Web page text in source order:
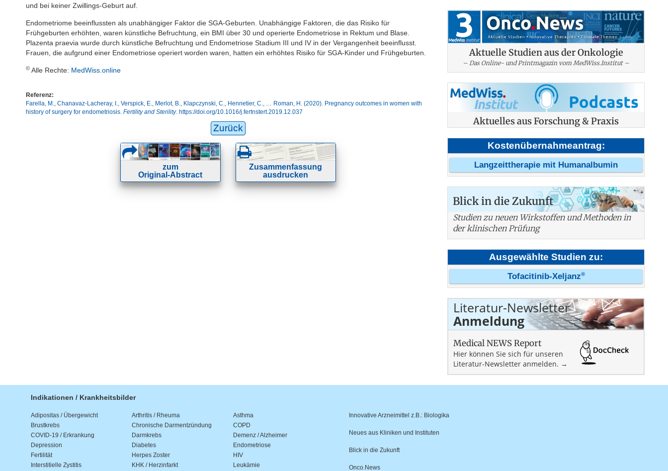
und bei keiner Zwillings-Geburt auf.
Endometriome beeinflussten als unabhängiger Faktor die SGA-Geburten. Unabhängige Faktoren, die das Risiko für
Frühgeburten erhöhten, waren künstliche Befruchtung, ein BMI über 30 und operierte Endometriose in Rektum und Blase.
Plazenta praevia wurde durch künstliche Befruchtung und Endometriose Stadium III und IV in der Vergangenheit beeinflusst.
Frauen, die aufgrund einer Endometriose operiert worden waren, hatten ein erhöhtes Risiko für SGA-Kinder und Frühgeburten.
© Alle Rechte: MedWiss.online
Referenz:
Farella, M., Chanavaz-Lacheray, I., Verspick, E., Merlot, B., Klapczynski, C., Hennetier, C., … Roman, H. (2020). Pregnancy outcomes in women with
history of surgery for endometriosis. Fertility and Sterility. https://doi.org/10.1016/j.fertnstert.2019.12.037
Zurück
zum
Original-Abstract
Zusammenfassung
ausdrucken
Aktuelle Studien aus der Onkologie
– Das Online- und Printmagazin vom MedWiss.Institut –
Aktuelles aus Forschung & Praxis
Kostenübernahmeantrag:
Langzeittherapie mit Humanalbumin
Blick in die Zukunft
Studien zu neuen Wirkstoffen und Methoden in
der klinischen Prüfung
Ausgewählte Studien zu:
Tofacitinib-Xeljanz®
Literatur-Newsletter
Anmeldung
Medical NEWS Report
Hier können Sie sich für unseren
Literatur-Newsletter anmelden. →
Indikationen / Krankheitsbilder
Adipositas / Übergewicht Arthritis / Rheuma
Asthma
Brustkrebs
Chronische Darmentzündung
COPD
COVID-19 / Erkrankung
Darmkrebs
Demenz / Alzheimer
Depression
Diabetes
Endometriose
Fertilität
Herpes Zoster
HIV
Interstitielle Zystitis
KHK / Herzinfarkt Leukämie
Innovative Arzneimittel z.B.: Biologika
Neues aus Kliniken und Instituten
Blick in die Zukunft
Onco.News